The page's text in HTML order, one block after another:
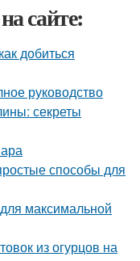
сайте:
добиться
руководство
секреты
способы для
максимальной
из огурцов на